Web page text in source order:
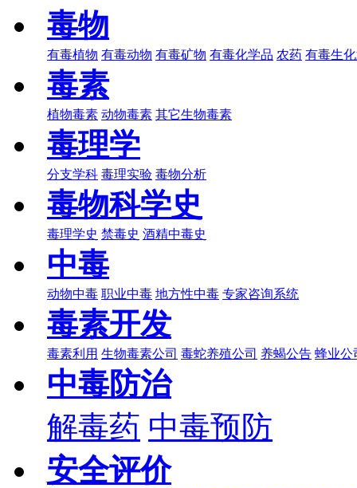
毒物
有毒植物 有毒动物 有毒矿物 有毒化学品 农药 有毒生
毒素
植物毒素 动物毒素 其它生物毒素
毒理学
分支学科 毒理实验 毒物分析
毒物科学史
毒理学史 禁毒史 酒精中毒史
中毒
动物中毒 职业中毒 地方性中毒 专家咨询系统
毒素开发
毒素利用 生物毒素公司 毒蛇养殖公司 养蝎公告 蜂业公
中毒防治
解毒药 中毒预防
安全评价